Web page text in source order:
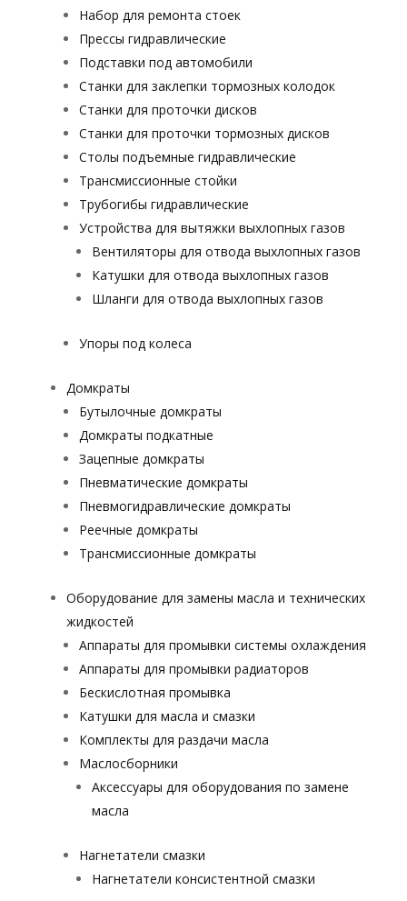
Набор для ремонта стоек
Прессы гидравлические
Подставки под автомобили
Станки для заклепки тормозных колодок
Станки для проточки дисков
Станки для проточки тормозных дисков
Столы подъемные гидравлические
Трансмиссионные стойки
Трубогибы гидравлические
Устройства для вытяжки выхлопных газов
Вентиляторы для отвода выхлопных газов
Катушки для отвода выхлопных газов
Шланги для отвода выхлопных газов
Упоры под колеса
Домкраты
Бутылочные домкраты
Домкраты подкатные
Зацепные домкраты
Пневматические домкраты
Пневмогидравлические домкраты
Реечные домкраты
Трансмиссионные домкраты
Оборудование для замены масла и технических
жидкостей
Аппараты для промывки системы охлаждения
Аппараты для промывки радиаторов
Бескислотная промывка
Катушки для масла и смазки
Комплекты для раздачи масла
Маслосборники
Аксессуары для оборудования по замене
масла
Нагнетатели смазки
Нагнетатели консистентной смазки